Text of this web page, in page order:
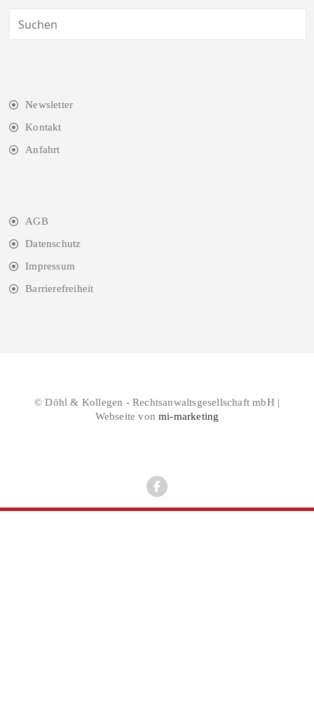
Newsletter
Kontakt
Anfahrt
AGB
Datenschutz
Impressum
Barrierefreiheit
© Döhl & Kollegen - Rechtsanwaltsgesellschaft mbH |
Webseite vonmi-marketing